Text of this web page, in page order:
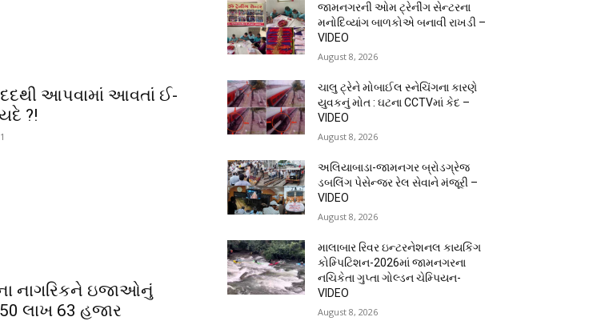
આપવામાં આવતાં ઈ-
?!
નાગરિકને ઇજાઓનું
લાખ 63 હજાર
જામનગરની ઓમ ટ્રેનીંગ સેન્ટરના
મનોદિવ્યાંગ બાળકોએ બનાવી રાખડી –
VIDEO
August 8, 2026
ચાલુ ટ્રેને મોબાઈલ સ્નેચિંગના કારણે
યુવકનું મોત : ઘટના CCTVમાં કેદ –
VIDEO
August 8, 2026
અલિયાબાડા-જામનગર બ્રોડગ્રેજ
ડબલિંગ પેસેન્જર રેલ સેવાને મંજૂરી –
VIDEO
August 8, 2026
માલાબાર રિવર ઇન્ટરનેશનલ કાયકિંગ
કોમ્પિટિશન-2026માં જામનગરના
નચિકેતા ગુપ્તા ગોલ્ડન ચેમ્પિયન-
VIDEO
August 8, 2026